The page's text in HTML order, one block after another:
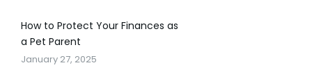
How to Protect Your Finances as
a Pet Parent
January 27, 2025